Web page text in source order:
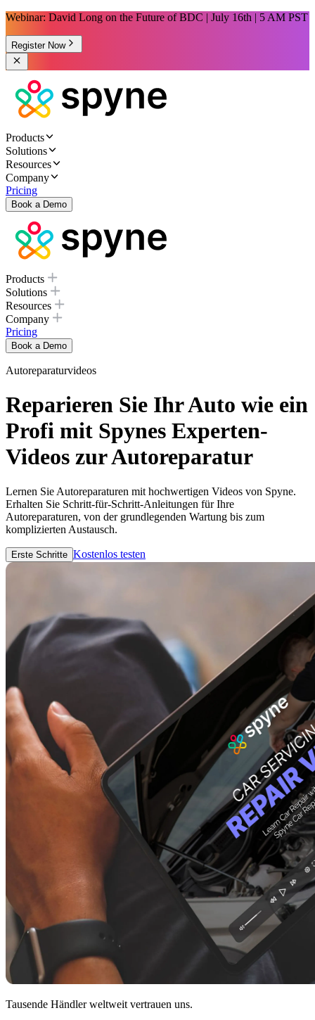
Webinar: David Long on the Future of BDC | July 16th | 5 AM PST
Register Now
Products
Solutions
Resources
Company
Pricing
Book a Demo
Products
Solutions
Resources
Company
Pricing
Book a Demo
Autoreparaturvideos
Reparieren Sie Ihr Auto wie ein
Profi mit Spynes Experten-
Videos zur Autoreparatur
Lernen Sie Autoreparaturen mit hochwertigen Videos von Spyne.
Erhalten Sie Schritt-für-Schritt-Anleitungen für Ihre
Autoreparaturen, von der grundlegenden Wartung bis zum
komplizierten Austausch.
Erste Schritte Kostenlos testen
Tausende Händler weltweit vertrauen uns.